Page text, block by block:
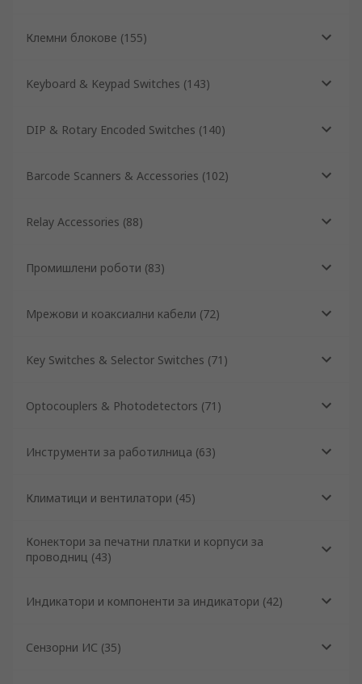
Клемни блокове (155)
Keyboard & Keypad Switches (143)
DIP & Rotary Encoded Switches (140)
Barcode Scanners & Accessories (102)
Relay Accessories (88)
Промишлени роботи (83)
Мрежови и коаксиални кабели (72)
Key Switches & Selector Switches (71 )
Optocouplers & Photodetectors (71 )
Инструменти за работилница (63)
Климатици и вентилатори (45)
Конектори за печатни платки и корпуси за
проводниц (43)
Индикатори и компоненти за индикатори (42)
Сензорни ИС (35)